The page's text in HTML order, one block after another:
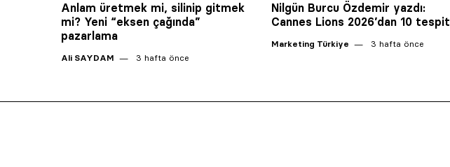
Anlam üretmek mi, silinip gitmek
mi? Yeni “eksen çağında”
pazarlama
Ali SAYDAM 3 hafta önce
Nilgün Burcu Özdemir yazdı:
Cannes Lions 2026’dan 10 tespit
Marketing Türkiye 3 hafta önce